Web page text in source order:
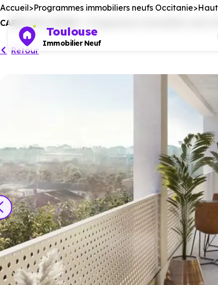
Toulouse
Immobilier Neuf
Accueil Programmes immobiliers neufs Occitanie
CARRE DES CEDRES - Programme immobilier
Retour